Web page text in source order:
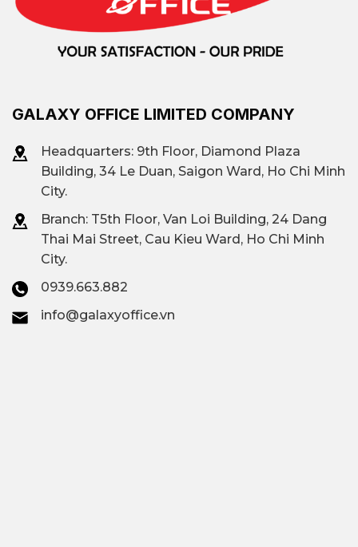
GALAXY OFFICE LIMITED COMPANY
Headquarters: 9th Floor, Diamond Plaza
Building, 34 Le Duan, Saigon Ward, Ho Chi Minh
City.
Branch: T5th Floor, Van Loi Building, 24 Dang
Thai Mai Street, Cau Kieu Ward, Ho Chi Minh
City.
0939.663.882
info@galaxyoffice.vn